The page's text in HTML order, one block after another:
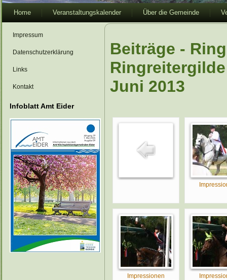
Home Veranstaltungskalender Über die Gemeinde
Impressum
Datenschutzerklärung
Links
Kontakt
Infoblatt Amt Eider
Beiträge -
Juni 2013
Impressionen